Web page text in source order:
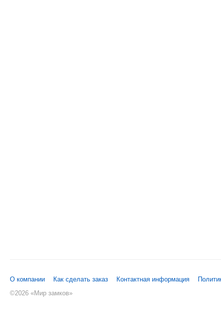
О компании Как сделать заказ Контактная информация
©2026 «Мир замков»